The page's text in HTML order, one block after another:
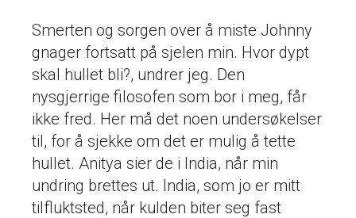
Smerten og sorgen over å miste Johnny
gnager fortsatt på sjelen min. Hvor dypt
skal hullet bli?, undrer jeg. Den
nysgjerrige filosofen som bor i meg, får
ikke fred. Her må det noen undersøkelser
til, for å sjekke om det er mulig å tette
hullet. Anitya sier de i India, når min
undring brettes ut. India, som jo er mitt
tilfluktsted, når kulden biter seg fast